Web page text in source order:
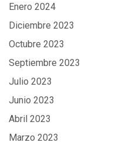
Enero 2024
Diciembre 2023
Octubre 2023
Septiembre 2023
Julio 2023
Junio 2023
Abril 2023
Marzo 2023